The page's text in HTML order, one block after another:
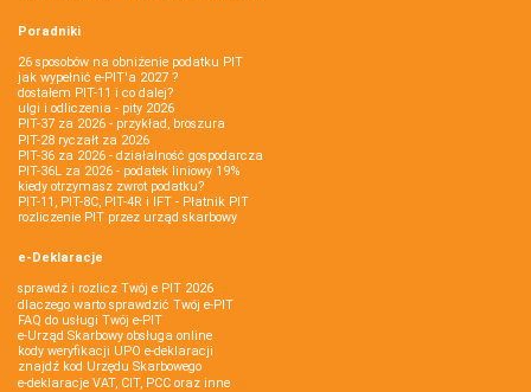
Poradniki
26 sposobów na obniżenie podatku PIT
jak wypełnić e-PIT'a 2027 ?
dostałem PIT-11 i co dalej?
ulgi i odliczenia - pity 2026
PIT-37 za 2026 - przykład, broszura
PIT-28 ryczałt za 2026
PIT-36 za 2026 - działalność gospodarcza
PIT-36L za 2026 - podatek liniowy 19%
kiedy otrzymasz zwrot podatku?
PIT-11, PIT-8C, PIT-4R i IFT - Płatnik PIT
rozliczenie PIT przez urząd skarbowy
e-Deklaracje
sprawdź i rozlicz Twój e PIT 2026
dlaczego warto sprawdzić Twój e-PIT
FAQ do usługi Twój e-PIT
e-Urząd Skarbowy obsługa online
kody weryfikacji UPO e-deklaracji
znajdź kod Urzędu Skarbowego
e-deklaracje VAT, CIT, PCC oraz inne